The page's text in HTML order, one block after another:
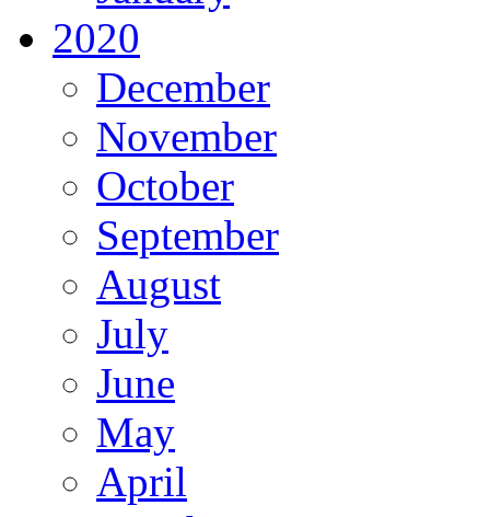
2020
December
November
October
September
August
July
June
May
April